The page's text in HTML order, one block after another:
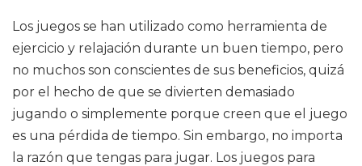
Los juegos se han utilizado como herramienta de
ejercicio y relajación durante un buen tiempo, pero
no muchos son conscientes de sus beneficios, quizá
por el hecho de que se divierten demasiado
jugando o simplemente porque creen que el juego
es una pérdida de tiempo. Sin embargo, no importa
la razón que tengas para jugar. Los juegos para